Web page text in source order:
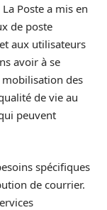
Poste a mis en
de poste
aux utilisateurs
avoir à se
mobilisation des
de vie au
peuvent
spécifiques
de courrier.